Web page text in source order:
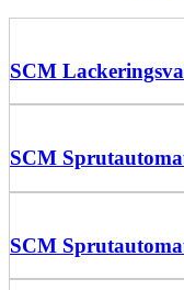
SCM
SCM
SCM